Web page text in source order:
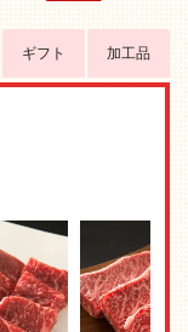
ギフト 加工品